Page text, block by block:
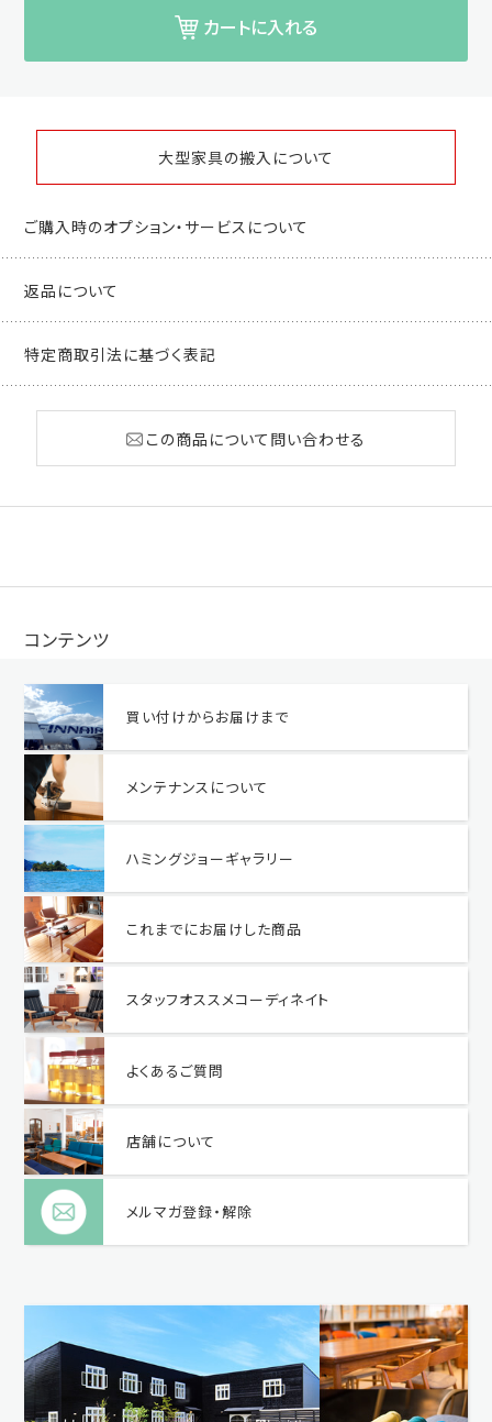
カートに入れる
大型家具の搬入について
ご購入時のオプション・サービスについて
返品について
特定商取引法に基づく表記
この商品について問い合わせる
コンテンツ
買い付けからお届けまで
メンテナンスについて
ハミングジョーギャラリー
これまでにお届けした商品
スタッフオススメコーディネイト
よくあるご質問
店舗について
メルマガ登録・解除